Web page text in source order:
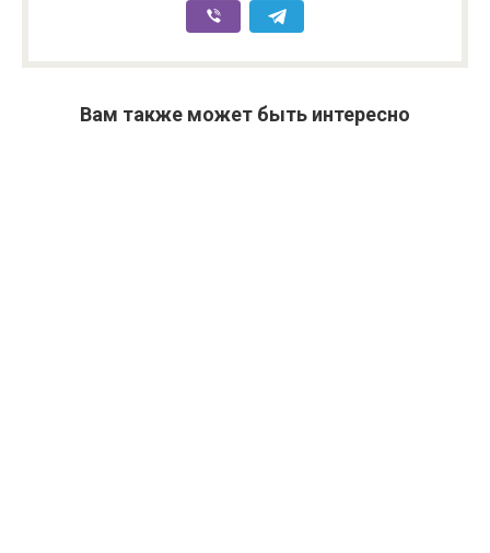
Вам также может быть интересно